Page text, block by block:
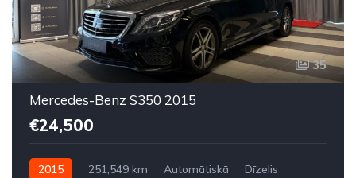
35
Mercedes-Benz S350 2015
€24,500
2015 251,549 km Automātiskā
Dīzelis